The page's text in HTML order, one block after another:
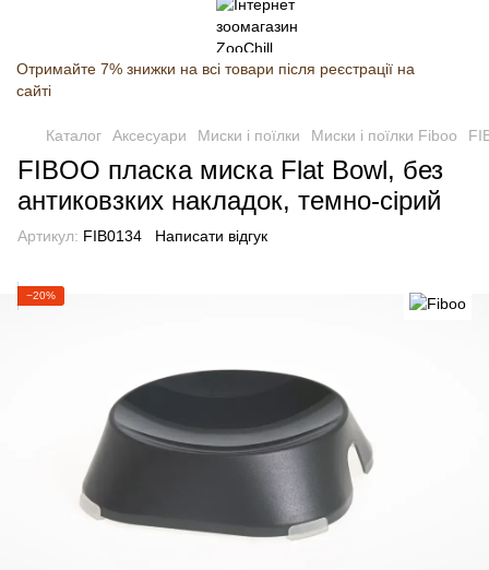
Отримайте 7% знижки на всі товари після реєстрації на
сайті
Каталог Аксесуари Миски і поїлки Миски і поїлки Fiboo
FIBOO пласка миска Flat Bowl, без
антиковзких накладок, темно-сірий
Артикул: FIB0134 Написати відгук
−20%